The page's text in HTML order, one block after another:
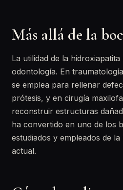
Más allá de la
La utilidad de la
odontología. En
se emplea para rellenar
prótesis, y en cirugía
reconstruir estructuras
ha convertido en uno de los
estudiados y empleados de
actual.